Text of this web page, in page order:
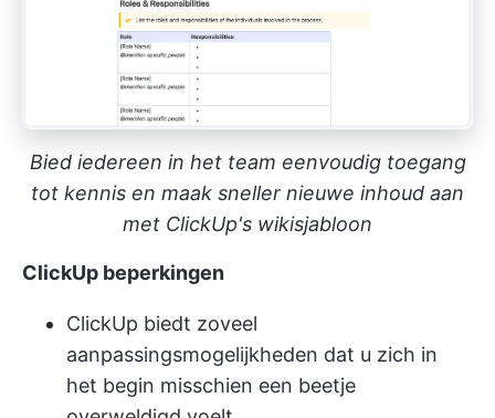
Bied iedereen in het team eenvoudig toegang
tot kennis en maak sneller nieuwe inhoud aan
met ClickUp's wikisjabloon
ClickUp beperkingen
ClickUp biedt zoveel
aanpassingsmogelijkheden dat u zich in
het begin misschien een beetje